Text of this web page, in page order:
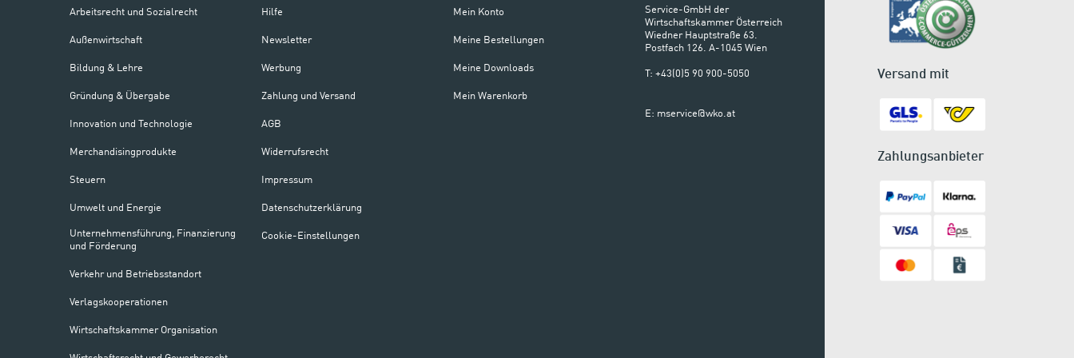
Arbeitsrecht und Sozialrecht
Außenwirtschaft
Bildung & Lehre
Gründung & Übergabe
Innovation und Technologie
Merchandisingprodukte
Steuern
Umwelt und Energie
Unternehmensführung, Finanzierung
und Förderung
Verkehr und Betriebsstandort
Verlagskooperationen
Wirtschaftskammer Organisation
Hilfe
Newsletter
Werbung
Zahlung und Versand
AGB
Widerrufsrecht
Impressum
Datenschutzerklärung
Cookie-Einstellungen
Mein Konto
Meine Bestellungen
Meine Downloads
Mein Warenkorb
Service-GmbH der
Wirtschaftskammer Österreich
Wiedner Hauptstraße 63.
Postfach 126. A-1045 Wien
T: +43(0)5 90 900-5050
E: mservice@wko.at
Versand mit
Zahlungsanbieter